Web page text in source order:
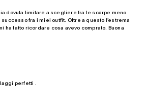
dovuta limitare a scegliere fra le scarpe meno
fra i miei outfit. Oltre a questo l’estrema
ha fatto ricordare cosa avevo comprato. Buona
perfetti .